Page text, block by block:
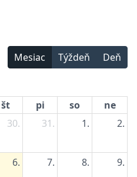
Mesiac Týždeň Deň
št pi so
ne
30. 31. 1. 2.
6. 7. 8. 9.